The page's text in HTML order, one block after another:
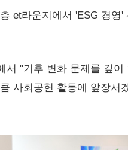
et라운지에서 'ESG 경
서 "기후 변화 문제를 깊
사회공헌 활동에 앞장서